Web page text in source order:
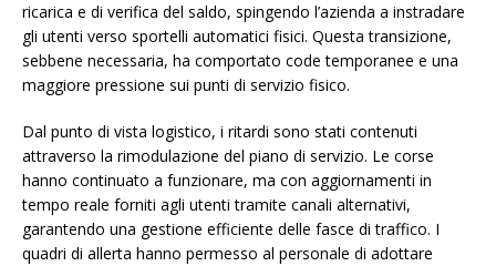
ricarica e di verifica del saldo, spingendo l’azienda a instradare
gli utenti verso sportelli automatici fisici. Questa transizione,
sebbene necessaria, ha comportato code temporanee e una
maggiore pressione sui punti di servizio fisico.
Dal punto di vista logistico, i ritardi sono stati contenuti
attraverso la rimodulazione del piano di servizio. Le corse
hanno continuato a funzionare, ma con aggiornamenti in
tempo reale forniti agli utenti tramite canali alternativi,
garantendo una gestione efficiente delle fasce di traffico. I
quadri di allerta hanno permesso al personale di adottare